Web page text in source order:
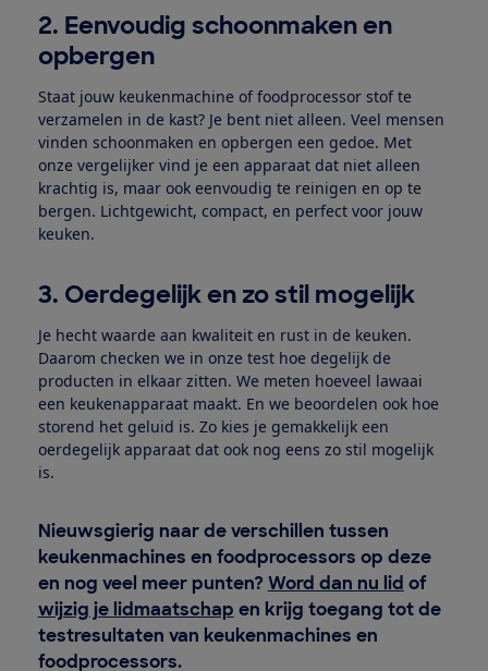
2. Eenvoudig schoonmaken en
opbergen
Staat jouw keukenmachine of foodprocessor stof te
verzamelen in de kast? Je bent niet alleen. Veel mensen
vinden schoonmaken en opbergen een gedoe. Met
onze vergelijker vind je een apparaat dat niet alleen
krachtig is, maar ook eenvoudig te reinigen en op te
bergen. Lichtgewicht, compact, en perfect voor jouw
keuken.
3. Oerdegelijk en zo stil mogelijk
Je hecht waarde aan kwaliteit en rust in de keuken.
Daarom checken we in onze test hoe degelijk de
producten in elkaar zitten. We meten hoeveel lawaai
een keukenapparaat maakt. En we beoordelen ook hoe
storend het geluid is. Zo kies je gemakkelijk een
oerdegelijk apparaat dat ook nog eens zo stil mogelijk
is.
Nieuwsgierig naar de verschillen tussen
keukenmachines en foodprocessors op deze
en nog veel meer punten? Word dan nu lid of
wijzig je lidmaatschap en krijg toegang tot de
testresultaten van keukenmachines en
foodprocessors.